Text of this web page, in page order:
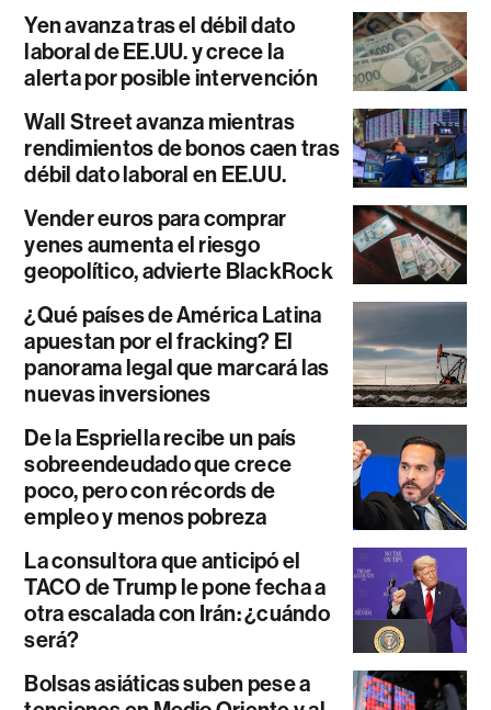
Yen avanza tras el débil dato
laboral de EE.UU. y crece la
alerta por posible intervención
Wall Street avanza mientras
rendimientos de bonos caen tras
débil dato laboral en EE.UU.
Vender euros para comprar
yenes aumenta el riesgo
geopolítico, advierte BlackRock
¿Qué países de América Latina
apuestan por el fracking? El
panorama legal que marcará las
nuevas inversiones
De la Espriella recibe un país
sobreendeudado que crece
poco, pero con récords de
empleo y menos pobreza
La consultora que anticipó el
TACO de Trump le pone fecha a
otra escalada con Irán: ¿cuándo
será?
Bolsas asiáticas suben pese a